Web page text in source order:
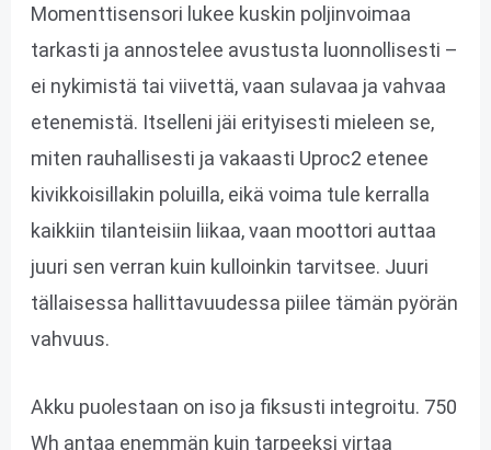
Momenttisensori lukee kuskin poljinvoimaa
tarkasti ja annostelee avustusta luonnollisesti –
ei nykimistä tai viivettä, vaan sulavaa ja vahvaa
etenemistä. Itselleni jäi erityisesti mieleen se,
miten rauhallisesti ja vakaasti Uproc2 etenee
kivikkoisillakin poluilla, eikä voima tule kerralla
kaikkiin tilanteisiin liikaa, vaan moottori auttaa
juuri sen verran kuin kulloinkin tarvitsee. Juuri
tällaisessa hallittavuudessa piilee tämän pyörän
vahvuus.
Akku puolestaan on iso ja fiksusti integroitu. 750
Wh antaa enemmän kuin tarpeeksi virtaa